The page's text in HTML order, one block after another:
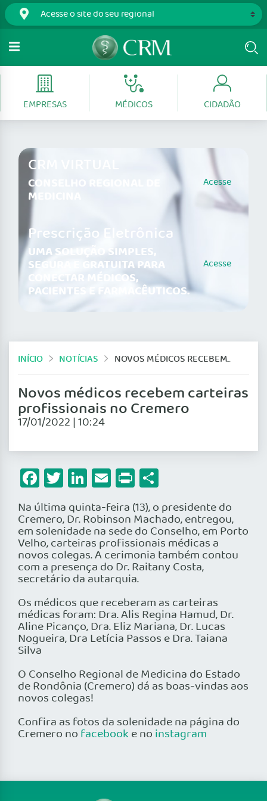
EMPRESAS MÉDICOS CIDADÃO
CRM VIRTUAL
CONSELHO REGIONAL DE
MEDICINA
Acesse
Prescrição Eletrônica
UMA SOLUÇÃO SIMPLES,
SEGURA E GRATUITA PARA
CONECTAR MÉDICOS,
PACIENTES E FARMACÊUTICOS.
Acesse
INÍCIO NOTÍCIAS NOVOS MÉDICOS RECEBEM CARTEIRAS PROFISSIONAIS NO CREMERO
Novos médicos recebem carteiras
profissionais no Cremero
17/01/2022 | 10:24
Facebook
Twitter
LinkedIn
Email
Print
Na última quinta-feira (13), o presidente do
Cremero, Dr. Robinson Machado, entregou,
em solenidade na sede do Conselho, em Porto
Velho, carteiras profissionais médicas a
novos colegas. A cerimonia também contou
com a presença do Dr. Raitany Costa,
secretário da autarquia.
Os médicos que receberam as carteiras
médicas foram: Dra. Alis Regina Hamud, Dr.
Aline Picanço, Dra. Eliz Mariana, Dr. Lucas
Nogueira, Dra Letícia Passos e Dra. Taiana
Silva
O Conselho Regional de Medicina do Estado
de Rondônia (Cremero) dá as boas-vindas aos
novos colegas!
Confira as fotos da solenidade na página do
Cremero no facebook e no instagram